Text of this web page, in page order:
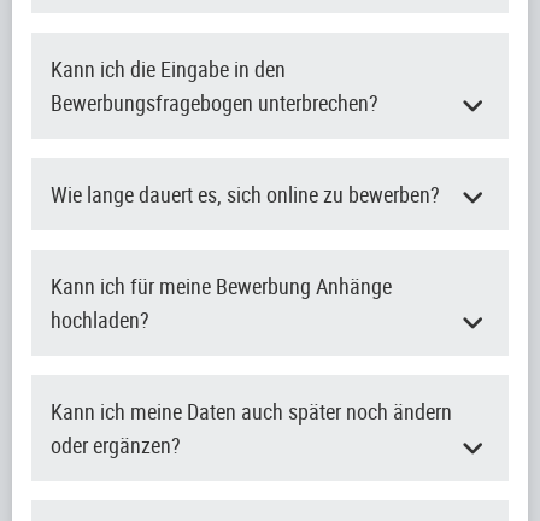
Kann ich die Eingabe in den
Bewerbungsfragebogen unterbrechen?
Wie lange dauert es, sich online zu bewerben?
Kann ich für meine Bewerbung Anhänge
hochladen?
Kann ich meine Daten auch später noch ändern
oder ergänzen?